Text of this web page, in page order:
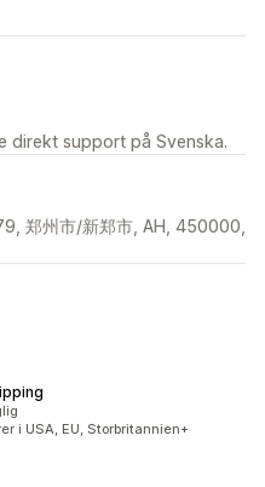
direkt support på Svenska.
郑州市/新郑市, AH, 450000,
i USA, EU, Storbritannien+